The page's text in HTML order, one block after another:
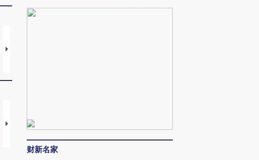
马航飞行员跨国走私7万
视线｜全球最热百城独占
阿根廷3-0阿尔及利亚
警告停止一切户外活动
财新名家